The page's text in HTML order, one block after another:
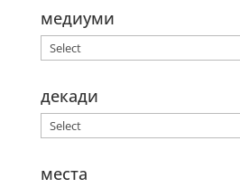
медиуми
декади
места